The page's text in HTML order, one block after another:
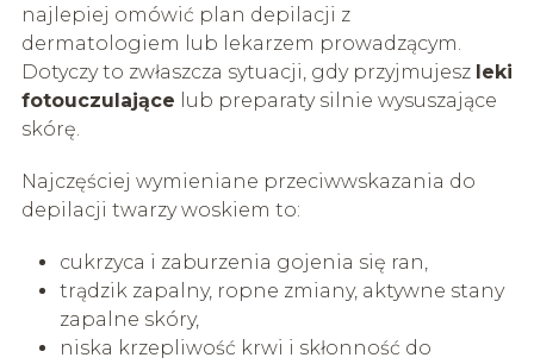
najlepiej omówić plan depilacji z
dermatologiem lub lekarzem prowadzącym.
Dotyczy to zwłaszcza sytuacji, gdy przyjmujesz leki
fotouczulające lub preparaty silnie wysuszające
skórę.
Najczęściej wymieniane przeciwwskazania do
depilacji twarzy woskiem to:
cukrzyca i zaburzenia gojenia się ran,
trądzik zapalny, ropne zmiany, aktywne stany
zapalne skóry,
niska krzepliwość krwi i skłonność do